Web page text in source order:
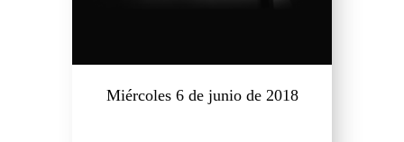
Miércoles 6 de junio de 2018